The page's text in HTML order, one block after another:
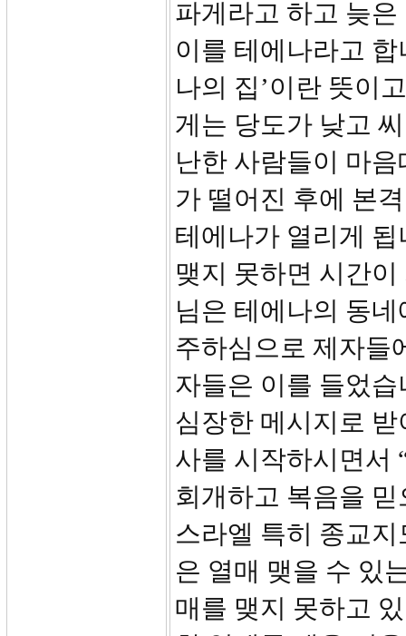
파게라고 하고 늦
이를 테에나라고
나의 집’이란 뜻이
게는 당도가 낮고
난한 사람들이 마
가 떨어진 후에 본
테에나가 열리게
맺지 못하면 시간
님은 테에나의 동
주하심으로 제자들
자들은 이를 들었
심장한 메시지로
사를 시작하시면서
회개하고 복음을
스라엘 특히 종교
은 열매 맺을 수 있
매를 맺지 못하고